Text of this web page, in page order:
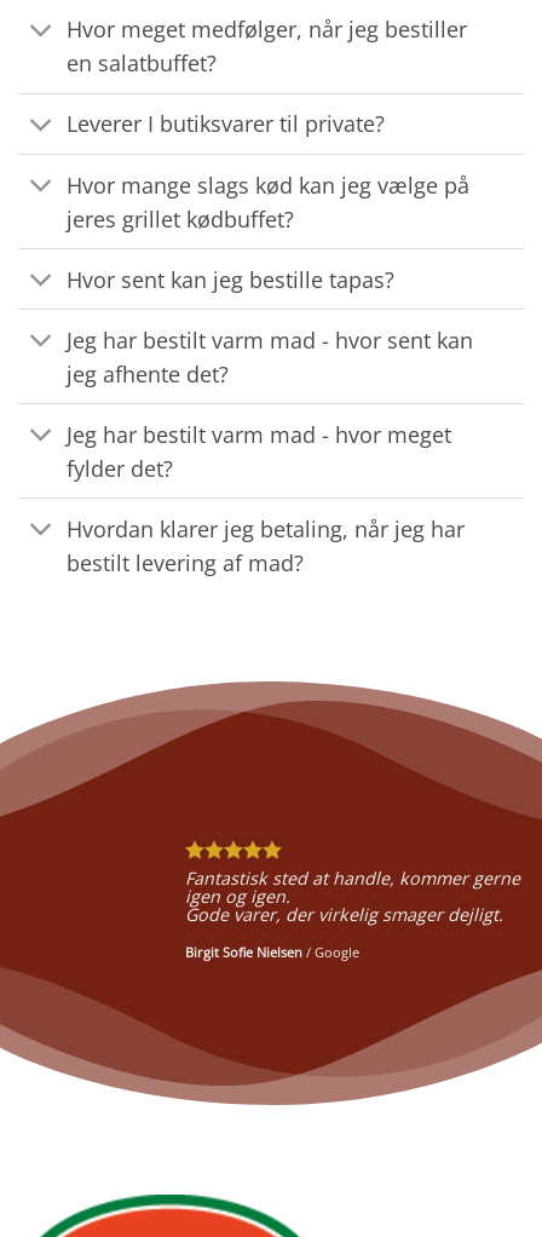
Hvor meget medfølger, når jeg bestiller
en salatbuffet?
Leverer I butiksvarer til private?
Hvor mange slags kød kan jeg vælge på
jeres grillet kødbuffet?
Hvor sent kan jeg bestille tapas?
Jeg har bestilt varm mad - hvor sent kan
jeg afhente det?
Jeg har bestilt varm mad - hvor meget
fylder det?
Hvordan klarer jeg betaling, når jeg har
bestilt levering af mad?
Fantastisk sted at handle, kommer gerne
igen og igen.
Gode varer, der virkelig smager dejligt.
Birgit Sofie Nielsen / Google